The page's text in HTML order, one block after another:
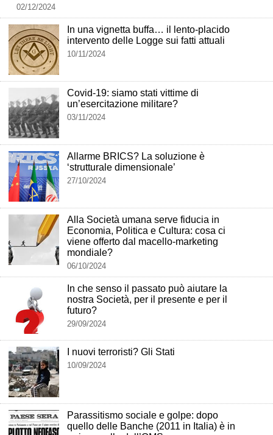
02/12/2024
In una vignetta buffa… il lento-placido
intervento delle Logge sui fatti attuali
10/11/2024
Covid-19: siamo stati vittime di
un’esercitazione militare?
03/11/2024
Allarme BRICS? La soluzione è
‘strutturale dimensionale’
27/10/2024
Alla Società umana serve fiducia in
Economia, Politica e Cultura: cosa ci
viene offerto dal macello-marketing
mondiale?
06/10/2024
In che senso il passato può aiutare la
nostra Società, per il presente e per il
futuro?
29/09/2024
I nuovi terroristi? Gli Stati
10/09/2024
Parassitismo sociale e golpe: dopo
quello delle Banche (2011 in Italia) è in